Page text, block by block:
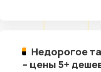
Недорогое
– цены 5+